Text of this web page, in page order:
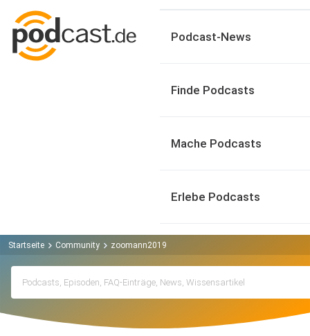
Podcast-News
Finde Podcasts
Mache Podcasts
Erlebe Podcasts
Startseite Community zoomann2019